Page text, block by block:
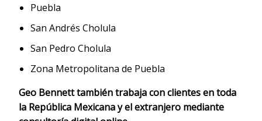
Puebla
San Andrés Cholula
San Pedro Cholula
Zona Metropolitana de Puebla
Geo Bennett también trabaja con clientes en toda
la República Mexicana y el extranjero mediante